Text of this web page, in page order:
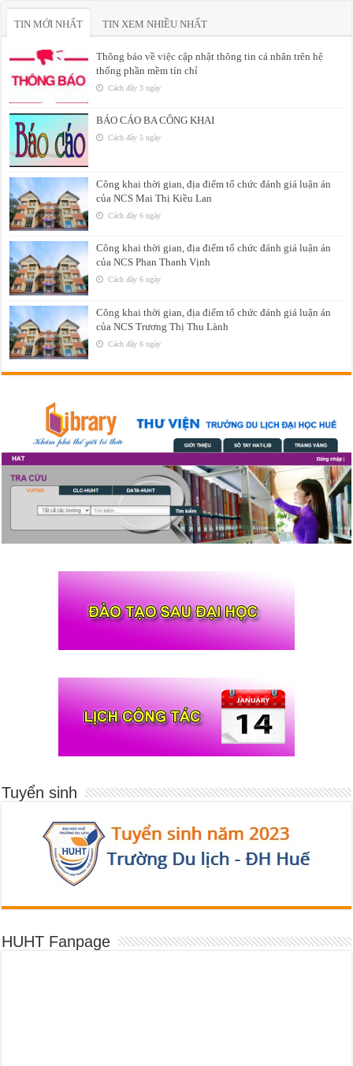
TIN MỚI NHẤT TIN XEM NHIỀU NHẤT
Thông báo về việc cập nhật thông tin cá nhân trên hệ
thống phần mềm tín chỉ
Cách đây 3 ngày
BÁO CÁO BA CÔNG KHAI
Cách đây 5 ngày
Công khai thời gian, địa điểm tổ chức đánh giá luận án
của NCS Mai Thị Kiều Lan
Cách đây 6 ngày
Công khai thời gian, địa điểm tổ chức đánh giá luận án
của NCS Phan Thanh Vịnh
Cách đây 6 ngày
Công khai thời gian, địa điểm tổ chức đánh giá luận án
của NCS Trương Thị Thu Lành
Cách đây 6 ngày
Tuyển sinh
HUHT Fanpage